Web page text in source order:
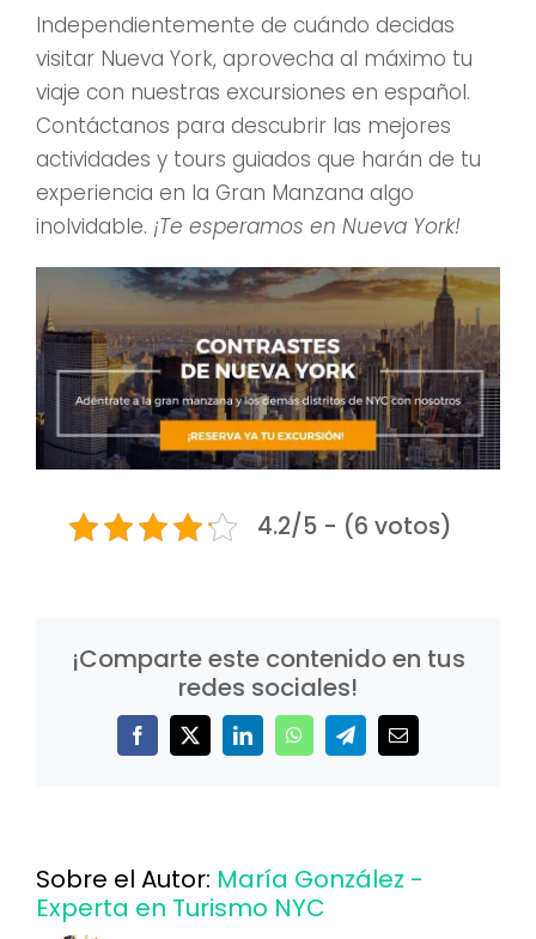
Independientemente de cuándo decidas
visitar Nueva York, aprovecha al máximo tu
viaje con nuestras excursiones en español.
Contáctanos para descubrir las mejores
actividades y tours guiados que harán de tu
experiencia en la Gran Manzana algo
inolvidable. ¡Te esperamos en Nueva York!
4.2/5 - (6 votos)
¡Comparte este contenido en tus
redes sociales!
Facebook
X LinkedInWhatsAppTelegramCorreo
electrónico
Sobre el Autor: María González -
Experta en Turismo NYC